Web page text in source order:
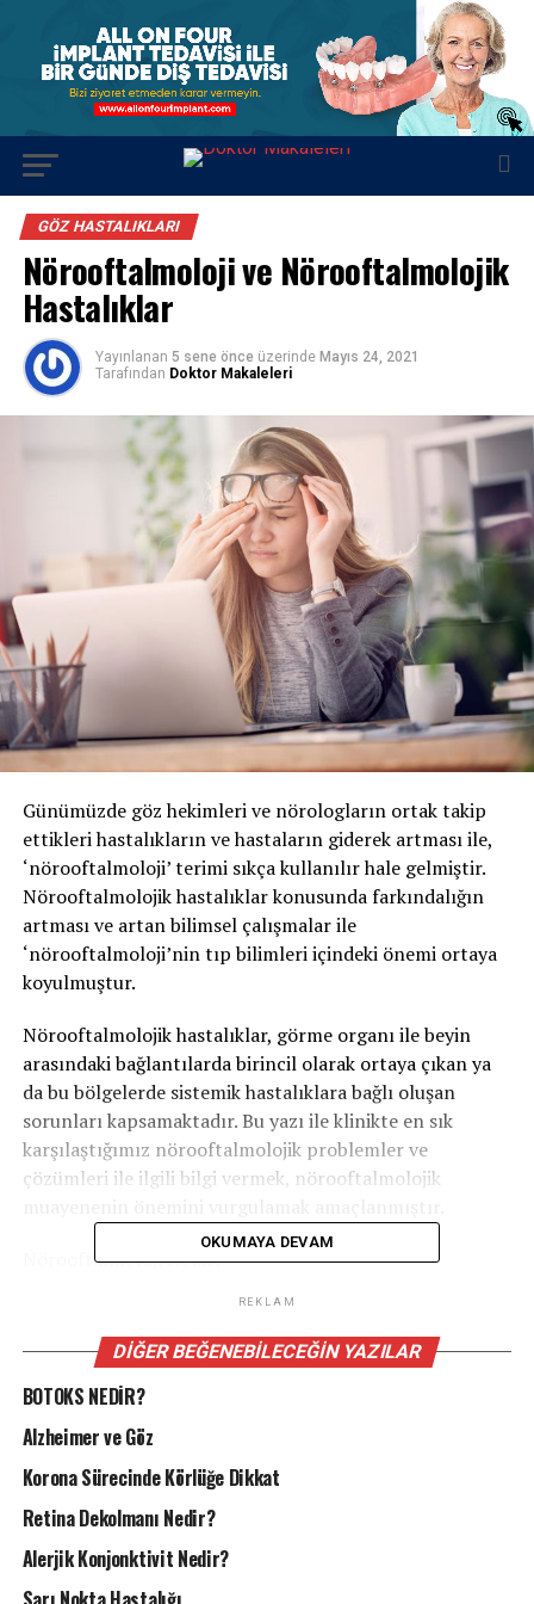
GÖZ HASTALIKLARI
Nörooftalmoloji ve Nörooftalmolojik
Hastalıklar
Yayınlanan 5 sene önce üzerinde Mayıs 24, 2021
Tarafından Doktor Makaleleri
Günümüzde göz hekimleri ve nörologların ortak takip
ettikleri hastalıkların ve hastaların giderek artması ile,
‘nörooftalmoloji’ terimi sıkça kullanılır hale gelmiştir.
Nörooftalmolojik hastalıklar konusunda farkındalığın
artması ve artan bilimsel çalışmalar ile
‘nörooftalmoloji’nin tıp bilimleri içindeki önemi ortaya
koyulmuştur.
Nörooftalmolojik hastalıklar, görme organı ile beyin
arasındaki bağlantılarda birincil olarak ortaya çıkan ya
da bu bölgelerde sistemik hastalıklara bağlı oluşan
sorunları kapsamaktadır. Bu yazı ile klinikte en sık
karşılaştığımız nörooftalmolojik problemler ve
çözümleri ile ilgili bilgi vermek, nörooftalmolojik
Nörooftalmoloji Nedir?
Göz ile beyin arasındaki ilişkiyi inceleyen, görme yolları
ve sinir sisteminin ortak patolojilerini inceleyen ve
tedavi eden bilim dalına ‘Nörooftalmoloji’ ismi
verilmektedir..
Görme yolları, göz küresinden başlar ve optik sinir adı
verilen görme siniri boyunca beyin dokusuna doğru
ilerler. Her iki gözden gelen görme yolakları, oksipital
sonlanır. Bu yollardaki sorunlar görme fonksiyonu ya da
göz hareketlerini etkileyebilir.
OKUMAYA DEVAM
REKLAM
DIĞER BEĞENEBILECEĞIN YAZILAR
BOTOKS NEDİR?
Alzheimer ve Göz
Korona Sürecinde Körlüğe Dikkat
Retina Dekolmanı Nedir?
Alerjik Konjonktivit Nedir?